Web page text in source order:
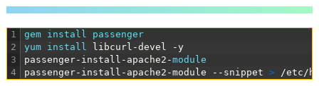
1
2
3
4
gem install passenger
yum install libcurl -devel -y
passenger- install - apache2 -module
passenger- install - apache2 -module -- snippet > /etc/